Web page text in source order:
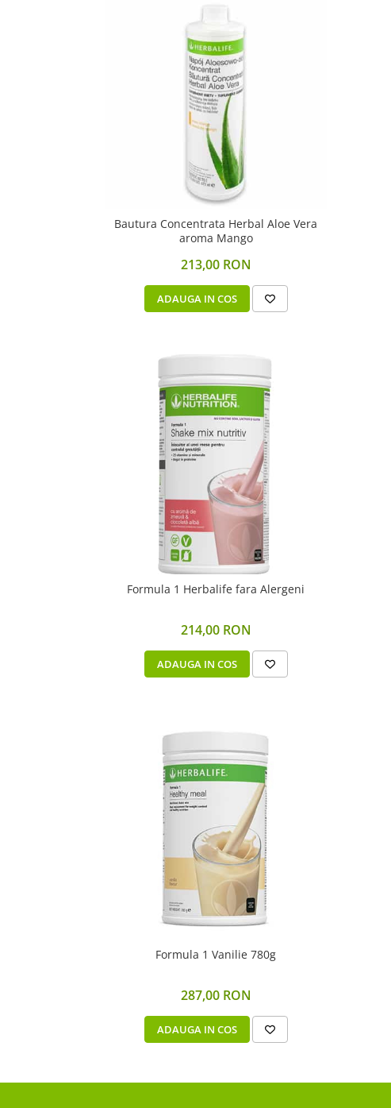
Bautura Concentrata Herbal Aloe Vera
aroma Mango
213,00 RON
ADAUGA IN COS
Formula 1 Herbalife fara Alergeni
214,00 RON
ADAUGA IN COS
Formula 1 Vanilie 780g
287,00 RON
ADAUGA IN COS